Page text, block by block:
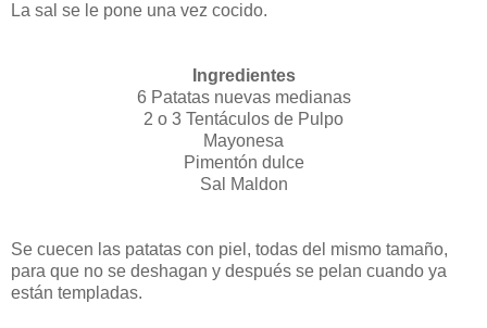
La sal se le pone una vez cocido.
Ingredientes
6 Patatas nuevas medianas
2 o 3 Tentáculos de Pulpo
Mayonesa
Pimentón dulce
Sal Maldon
Se cuecen las patatas con piel, todas del mismo tamaño,
para que no se deshagan y después se pelan cuando ya
están templadas.